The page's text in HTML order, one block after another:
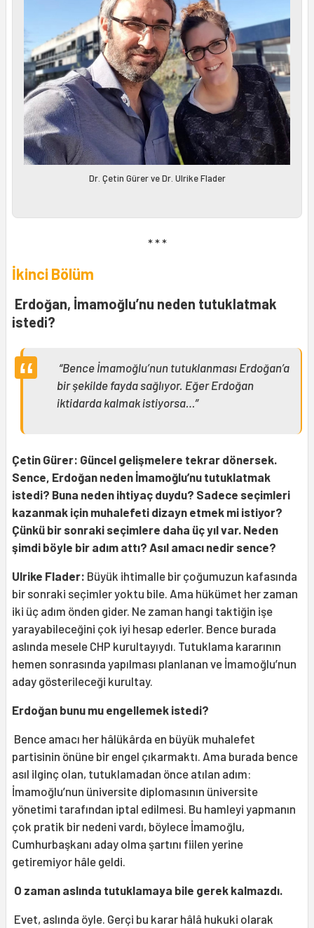
Dr. Çetin Gürer ve Dr. Ulrike Flader
* * *
İkinci Bölüm
Erdoğan, İmamoğlu’nu neden tutuklatmak
istedi?
“Bence İmamoğlu’nun tutuklanması Erdoğan’a
bir şekilde fayda sağlıyor. Eğer Erdoğan
iktidarda kalmak istiyorsa…”
Çetin Gürer: Güncel gelişmelere tekrar dönersek.
Sence, Erdoğan neden İmamoğlu’nu tutuklatmak
istedi? Buna neden ihtiyaç duydu? Sadece seçimleri
kazanmak için muhalefeti dizayn etmek mi istiyor?
Çünkü bir sonraki seçimlere daha üç yıl var. Neden
şimdi böyle bir adım attı? Asıl amacı nedir sence?
Ulrike Flader: Büyük ihtimalle bir çoğumuzun kafasında
bir sonraki seçimler yoktu bile. Ama hükümet her zaman
iki üç adım önden gider. Ne zaman hangi taktiğin işe
yarayabileceğini çok iyi hesap ederler. Bence burada
aslında mesele CHP kurultayıydı. Tutuklama kararının
hemen sonrasında yapılması planlanan ve İmamoğlu’nun
aday gösterileceği kurultay.
Erdoğan bunu mu engellemek istedi?
Bence amacı her hâlükârda en büyük muhalefet
partisinin önüne bir engel çıkarmaktı. Ama burada bence
asıl ilginç olan, tutuklamadan önce atılan adım:
İmamoğlu’nun üniversite diplomasının üniversite
yönetimi tarafından iptal edilmesi. Bu hamleyi yapmanın
çok pratik bir nedeni vardı, böylece İmamoğlu,
Cumhurbaşkanı aday olma şartını fiilen yerine
getiremiyor hâle geldi.
O zaman aslında tutuklamaya bile gerek kalmazdı.
Evet, aslında öyle. Gerçi bu karar hâlâ hukuki olarak